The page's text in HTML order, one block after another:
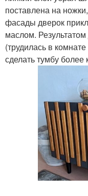
поставлена на
фасады дверок
маслом.
(трудилась в
сделать тумбу более